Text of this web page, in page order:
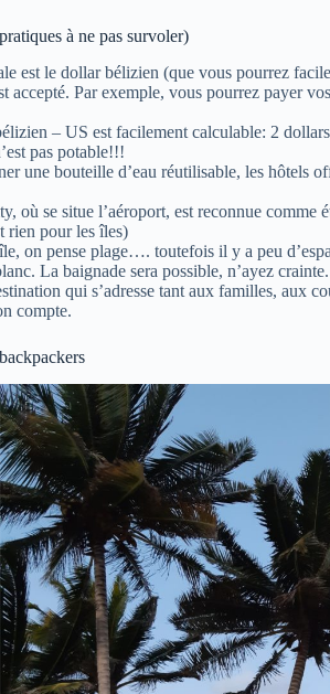
à ne pas survoler)
est le dollar bélizien (que vous pourrez
accepté. Par exemple, vous pourrez payer
– US est facilement calculable: 2
pas potable!!!
une bouteille d’eau réutilisable, les hôtels
où se situe l’aéroport, est reconnue comme
rien pour les îles)
on pense plage…. toutefois il y a peu
La baignade sera possible, n’ayez crainte.
qui s’adresse tant aux familles, aux
compte.